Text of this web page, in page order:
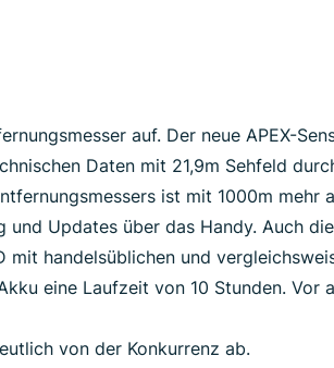
auf. Der neue APEX-
Daten mit 21,9m Sehfeld
ist mit 1000m mehr
Updates über das Handy. Auch
handelsüblichen und
eine Laufzeit von 10 Stunden. Vor
von der Konkurrenz ab.